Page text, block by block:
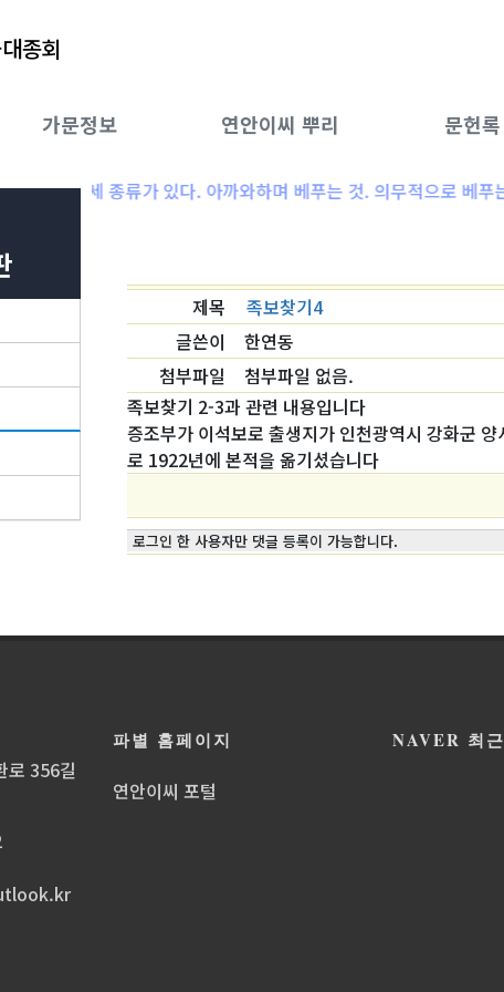
종회
가문정보 연안이씨 뿌리 문헌록
베품에는 세 종류가 있다. 아까와하며 베푸는 것. 의무적으로 베푸
제목
족보찾기4
글쓴이
한연동
첨부파일
첨부파일 없음.
족보찾기 2-3과 관련 내용입니다
증조부가 이석보로 출생지가 인천광역시 강화군
로 1922년에 본적을 옮기셨습니다
로그인 한 사용자만 댓글 등록이 가능합니다.
로 356길
파별 홈페이지
연안이씨 포털
NAVER 최